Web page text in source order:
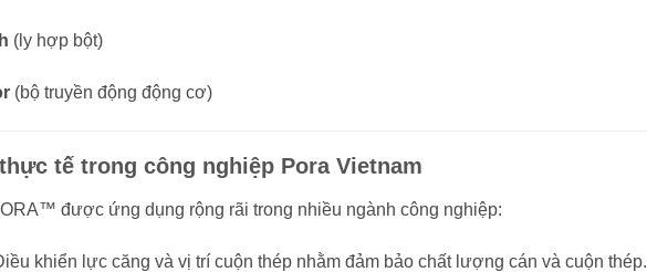
(ly hợp bột)
(bộ truyền động động cơ)
tế trong công nghiệp Pora Vietnam
được ứng dụng rộng rãi trong nhiều ngành công nghiệp:
khiển lực căng và vị trí cuộn thép nhằm đảm bảo chất lượng cán và cuộn thép.